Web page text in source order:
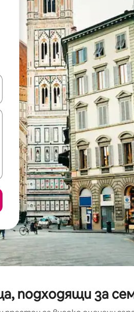
със стрелки нагоре и
подходящи за